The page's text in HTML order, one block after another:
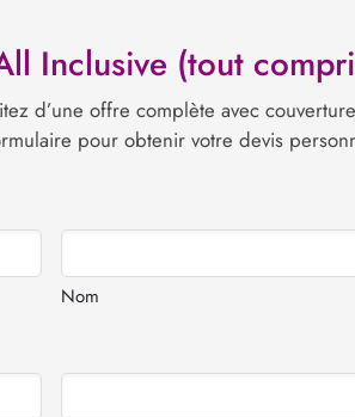
Inclusive (tout
d’une offre complète avec
pour obtenir votre devis
Nom